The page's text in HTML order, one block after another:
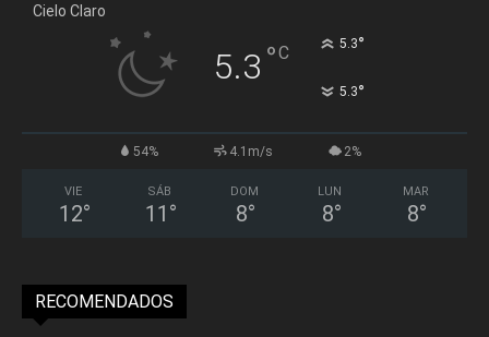
Cielo Claro
5.3 °C 5.3°
5.3°
54% 4.1m/s 2%
VIE
12°
SÁB
11 °
DOM
8°
LUN
8°
MAR
8°
RECOMENDADOS